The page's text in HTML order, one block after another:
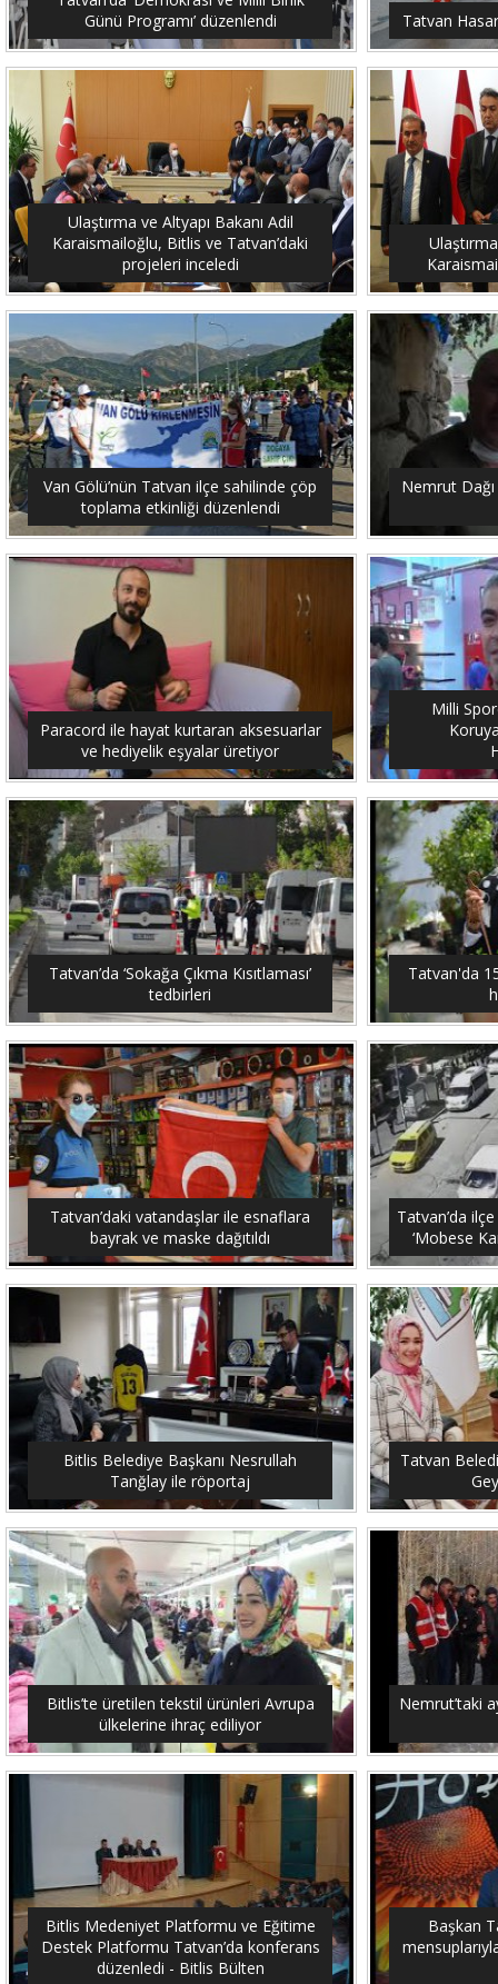
Günü Programı’ düzenlendi
Tatvan Hasar
Ulaştırma ve Altyapı Bakanı Adil
Karaismailoğlu, Bitlis ve Tatvan’daki
projeleri inceledi
Van Gölü’nün Tatvan ilçe sahilinde çöp
toplama etkinliği düzenlendi
Nemrut
Paracord ile hayat kurtaran aksesuarlar
ve hediyelik eşyalar üretiyor
Milli
Tatvan’da ‘Sokağa Çıkma Kısıtlaması’
tedbirleri
Tatvan'da
Tatvan’daki vatandaşlar ile esnaflara
bayrak ve maske dağıtıldı
Tatvan’da
‘Mobese
Bitlis Belediye Başkanı Nesrullah
Tanğlay ile röportaj
Tatvan
Bitlis’te üretilen tekstil ürünleri Avrupa
ülkelerine ihraç ediliyor
Nemrut’taki
Bitlis Medeniyet Platformu ve Eğitime
Destek Platformu Tatvan’da konferans
düzenledi - Bitlis Bülten
Başkan